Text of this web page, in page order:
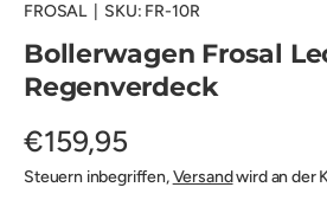
FROSAL| SKU: FR-10R
Bollerwagen Frosal
Regenverdeck
€159,95
Steuern inbegriffen,Versandwird an der